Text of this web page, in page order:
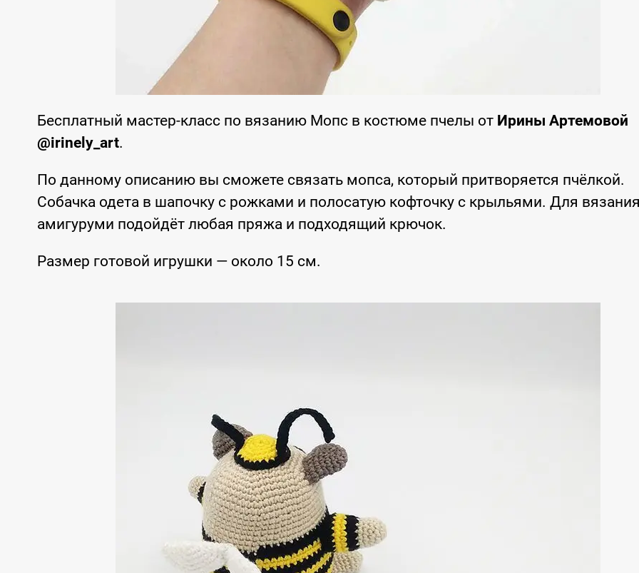
Бесплатный мастер-класс по вязанию Мопс в костюме пчелы от Ирины Артемовой
@irinely_art.
По данному описанию вы сможете связать мопса, который притворяется пчёлкой.
Собачка одета в шапочку с рожками и полосатую кофточку с крыльями. Для
амигуруми подойдёт любая пряжа и подходящий крючок.
Размер готовой игрушки — около 15 см.